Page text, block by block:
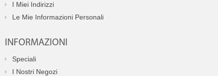
I Miei Indirizzi
Le Mie Informazioni Personali
INFORMAZIONI
Speciali
I Nostri Negozi